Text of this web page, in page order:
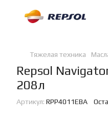
Тяжелая техника
Repsol
208л
Артикул: RPP4011EBA